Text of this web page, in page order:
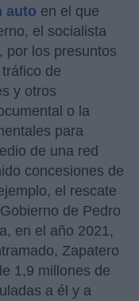
auto en el que
el socialista
, por los presuntos
de
y otros
o la
para
de una red
concesiones de
el rescate
de Pedro
en el año 2021,
Zapatero
1,9 millones de
a él y a